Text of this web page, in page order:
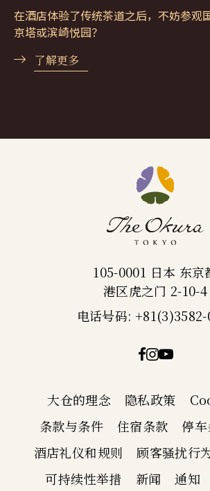
在酒店体验了传统茶道之后，不妨参观
京塔或滨崎悦园？
了解更多
105-0001 日本 东京
港区虎之门 2-10-4
电话号码: +81(3)3582-
大仓的理念 隐私政策
条款与条件
住宿条款
停
酒店礼仪和规则
顾客骚扰行
可持续性举措
新闻 通知